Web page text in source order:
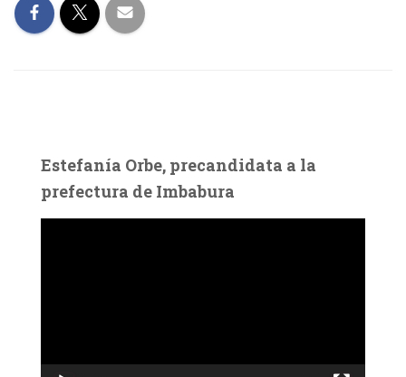
Estefanía Orbe, precandidata a la
prefectura de Imbabura
c